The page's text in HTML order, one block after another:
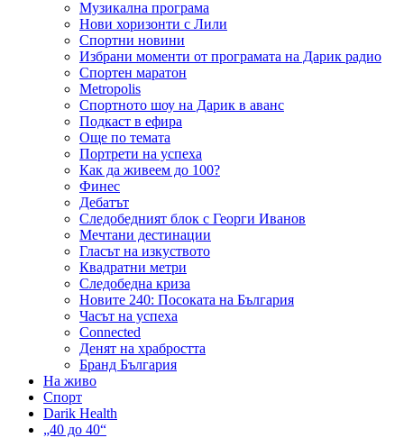
Музикална програма
Нови хоризонти с Лили
Спортни новини
Избрани моменти от програмата на Дарик радио
Спортен маратон
Metropolis
Спортното шоу на Дарик в аванс
Подкаст в ефира
Още по темата
Портрети на успеха
Как да живеем до 100?
Финес
Дебатът
Следобедният блок с Георги Иванов
Мечтани дестинации
Гласът на изкуството
Квадратни метри
Следобедна криза
Новите 240: Посоката на България
Часът на успеха
Connected
Денят на храбростта
Бранд България
На живо
Спорт
Darik Health
„40 до 40“